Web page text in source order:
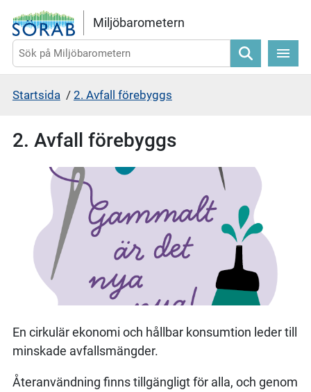
Gå direkt till sidans innehåll
Miljöbarometern
Sök
Startsida / 2. Avfall förebyggs
2. Avfall förebyggs
En cirkulär ekonomi och hållbar konsumtion leder till
minskade avfallsmängder.
Återanvändning finns tillgängligt för alla, och genom